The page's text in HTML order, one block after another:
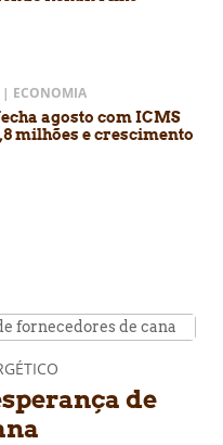
ECONOMIA
agosto com ICMS
milhões e crescimento
de